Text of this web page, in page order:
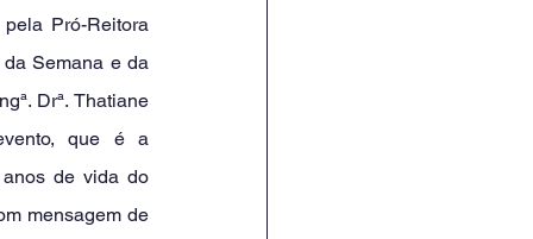
Semana e da
Drª. Thatiane
que é a
de vida do
mensagem de